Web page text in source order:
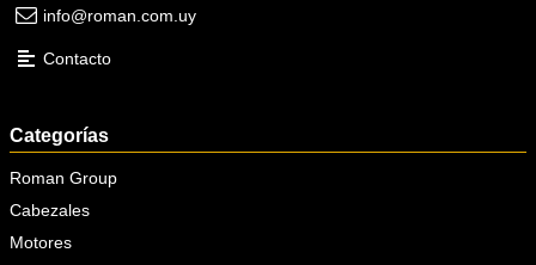
info@roman.com.uy
Contacto
Categorías
Roman Group
Cabezales
Motores